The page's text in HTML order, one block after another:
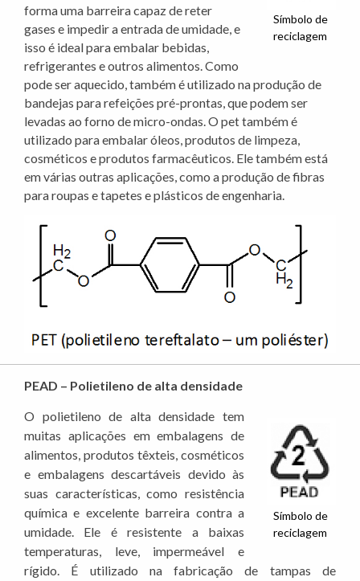
Símbolo de
reciclagem
forma uma barreira capaz de reter
gases e impedir a entrada de umidade, e
isso é ideal para embalar bebidas,
refrigerantes e outros alimentos. Como
pode ser aquecido, também é utilizado na produção de
bandejas para refeições pré-prontas, que podem ser
levadas ao forno de micro-ondas. O pet também é
utilizado para embalar óleos, produtos de limpeza,
cosméticos e produtos farmacêuticos. Ele também está
em várias outras aplicações, como a produção de fibras
para roupas e tapetes e plásticos de engenharia.
PEAD – Polietileno de alta densidade
Símbolo de
reciclagem
O polietileno de alta densidade tem
muitas aplicações em embalagens de
alimentos, produtos têxteis, cosméticos
e embalagens descartáveis devido às
suas características, como resistência
química e excelente barreira contra a
umidade. Ele é resistente a baixas
temperaturas, leve, impermeável e
rígido. É utilizado na fabricação de tampas de